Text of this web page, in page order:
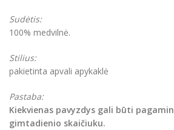
Sudėtis:
100% medvilnė.
Stilius:
pakietinta apvali apykaklė
Pastaba:
Kiekvienas pavyzdys gali būti
gimtadienio skaičiuku.